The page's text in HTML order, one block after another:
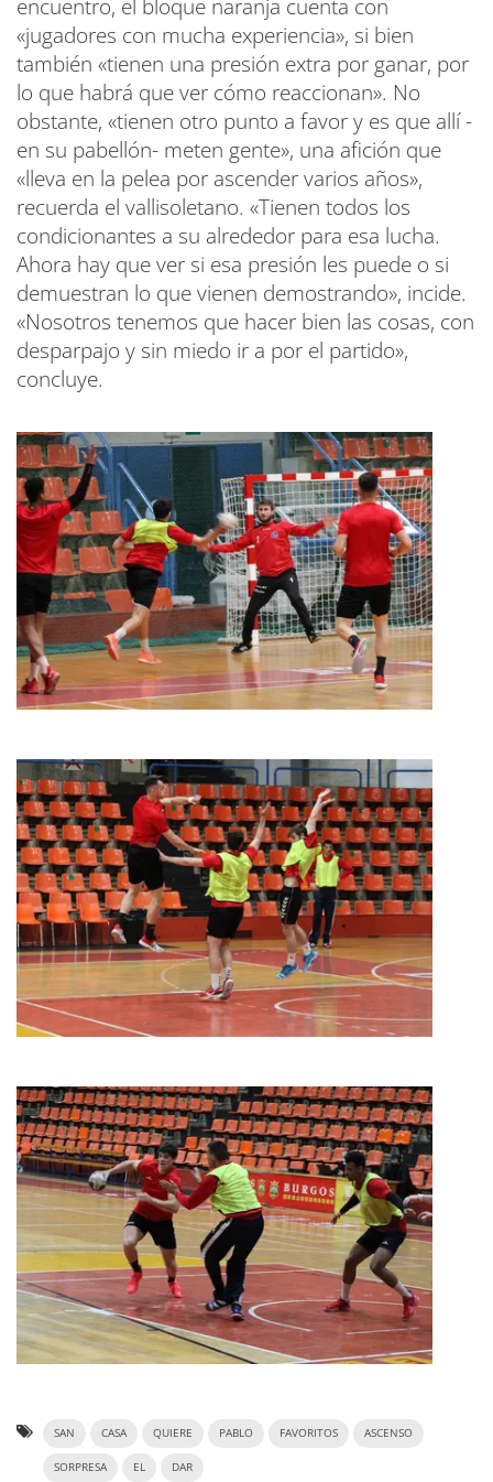
encuentro, el bloque naranja cuenta con
«jugadores con mucha experiencia», si bien
también «tienen una presión extra por ganar, por
lo que habrá que ver cómo reaccionan». No
obstante, «tienen otro punto a favor y es que allí -
en su pabellón- meten gente», una afición que
«lleva en la pelea por ascender varios años»,
recuerda el vallisoletano. «Tienen todos los
condicionantes a su alrededor para esa lucha.
Ahora hay que ver si esa presión les puede o si
demuestran lo que vienen demostrando», incide.
«Nosotros tenemos que hacer bien las cosas, con
desparpajo y sin miedo ir a por el partido»,
concluye.
SAN CASA QUIERE PABLO FAVORITOS ASCENSO
SORPRESA EL DAR